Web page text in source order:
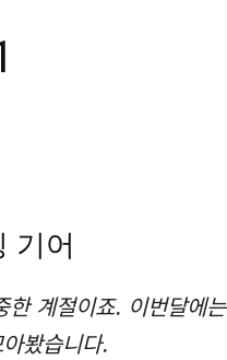
기어
계절이죠. 이번달에
봤습니다.